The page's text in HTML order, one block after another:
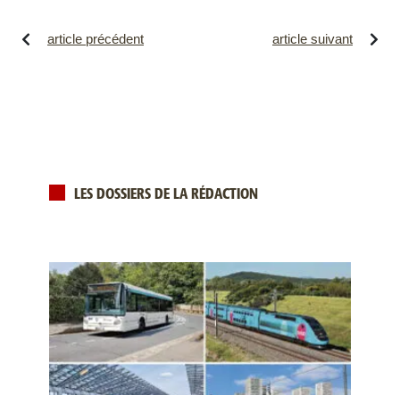
article précédent article suivant
LES DOSSIERS DE LA RÉDACTION